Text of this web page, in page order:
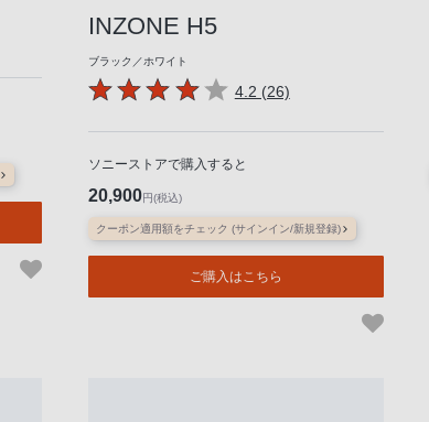
INZONE H5
ブラック／ホワイト
4.2 (26)
ソニーストアで購入すると
20,900円(税込)
クーポン適用額をチェック (サインイン/新規登録)
ご購入はこちら